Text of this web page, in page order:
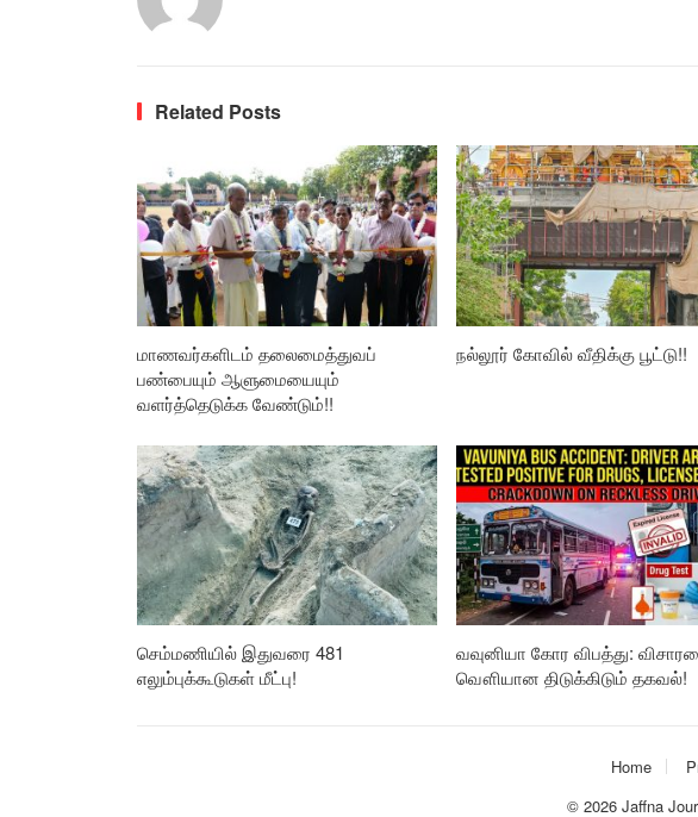
Related Posts
மாணவர்களிடம் தலைமைத்துவப்
பண்பையும் ஆளுமையையும்
வளர்த்தெடுக்க வேண்டும்!!
நல்லூர் கோவில் வீதிக்கு பூட்டு!!
செம்மணியில் இதுவரை 481
எலும்புக்கூடுகள் மீட்பு!
வவுனியா கோர விபத்து:
வௌியான திடுக்கிடும் தகவல்!
Home
© 2026 Jaffna